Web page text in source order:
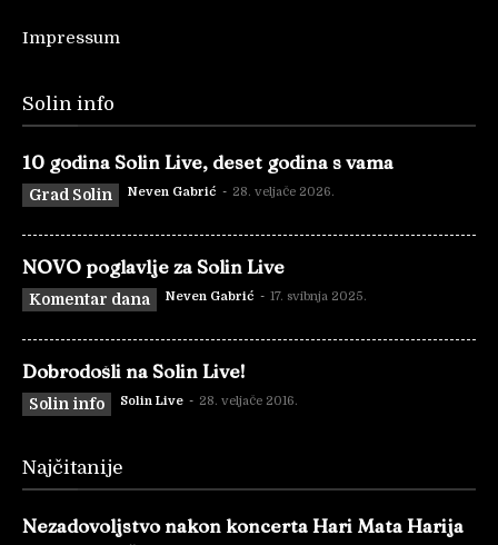
Impressum
Solin info
10 godina Solin Live, deset godina s vama
Grad Solin Neven Gabrić - 28. veljače 2026.
NOVO poglavlje za Solin Live
Komentar dana Neven Gabrić - 17. svibnja 2025.
Dobrodošli na Solin Live!
Solin info Solin Live - 28. veljače 2016.
Najčitanije
Nezadovoljstvo nakon koncerta Hari Mata Harija